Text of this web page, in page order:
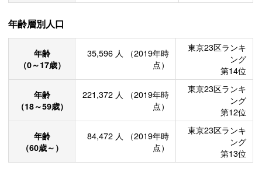
年齢層別人口
年齢
（0～17歳）
35,596 人
（2019年時
点）
東京23区ランキ
ング
第14位
年齢
（18～59歳）
221,372 人
（2019年時
点）
東京23区ランキ
ング
第12位
年齢
（60歳～）
84,472 人
（2019年時
点）
東京23区ランキ
ング
第13位